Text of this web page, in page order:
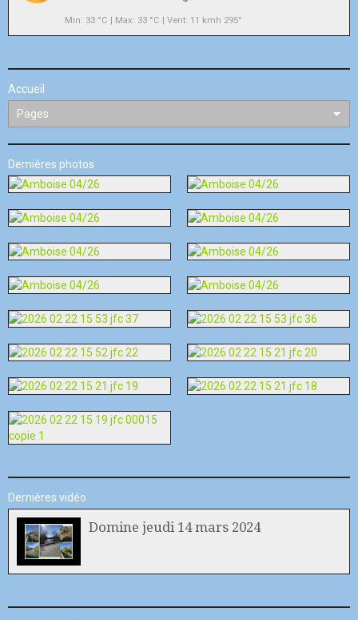
Min: 33 °C | Max: 33 °C | Vent: 11 kmh 295°
Accueil
Dernières photos
Dernières vidéo
Domine jeudi 14 mars 2024